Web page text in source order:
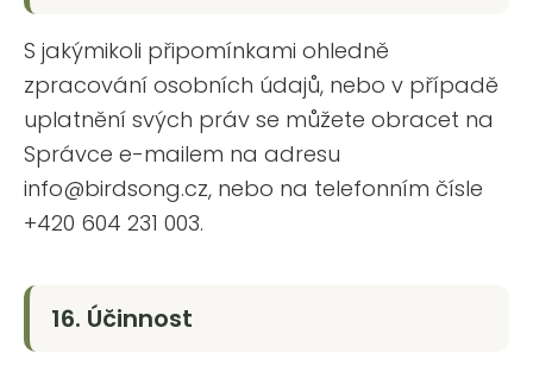
S jakýmikoli připomínkami ohledně
zpracování osobních údajů, nebo v případě
uplatnění svých práv se můžete obracet na
Správce e-mailem na adresu
info@birdsong.cz, nebo na telefonním čísle
+420 604 231 003.
16. Účinnost